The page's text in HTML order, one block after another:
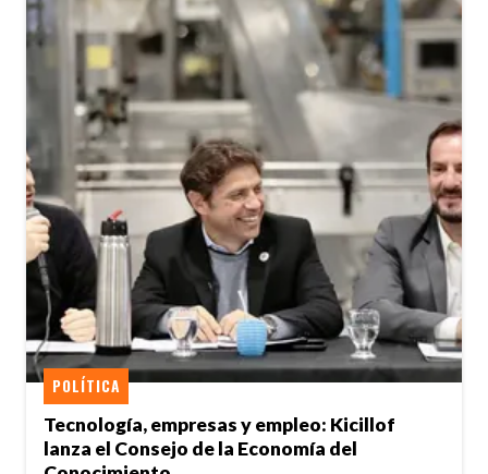
Tecnología, empresas y empleo: Kicillof
lanza el Consejo de la Economía del
POLÍTICA